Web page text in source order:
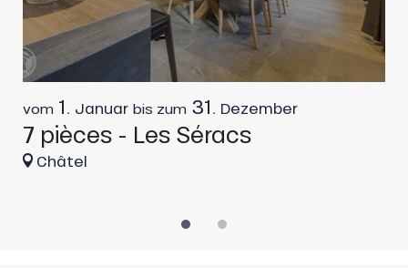
vom 1. Januar bis zum 31. Dezember
7 pièces - Les Séracs
Châtel